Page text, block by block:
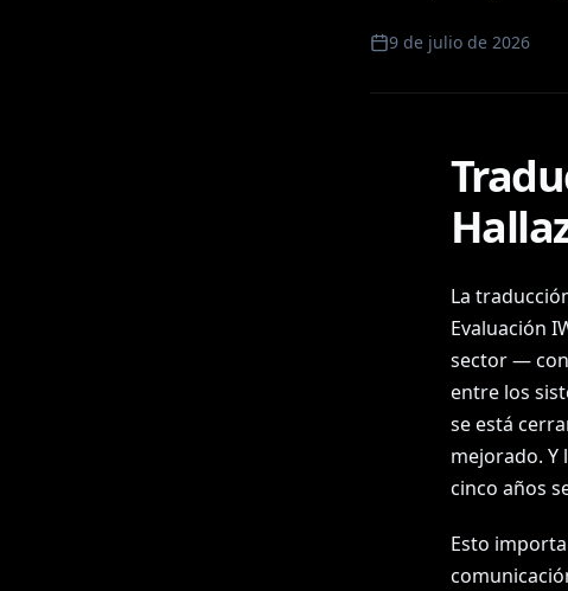
9 de julio de 2026
La
Evaluación
sector —
entre los
se está
mejorado.
cinco años
Esto